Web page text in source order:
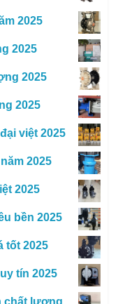
2025
2025
2025
2025
việt 2025
2025
2025
bền 2025
tốt 2025
tín 2025
chất lượng